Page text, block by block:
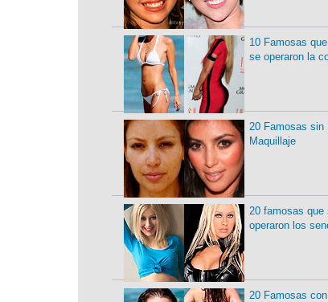
10 Famosas que
se operaron la
20 Famosas sin
Maquillaje
20 famosas que
operaron los
20 Famosas con